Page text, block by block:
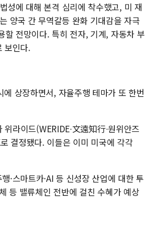
성에 대해 본격 심리에 착수했고, 미 재
양국 간 무역갈등 완화 기대감을 자극
할 전망이다. 특히 전자, 기계, 자동차 부
보인다.
상장하면서, 자율주행 테마가 또 한번
라이드(WERIDE∙文遠知行∙원위안즈
결정됐다. 이들은 이미 미국에 각각
·스마트카·AI 등 신성장 산업에 대한 투
등 밸류체인 전반에 걸친 수혜가 예상